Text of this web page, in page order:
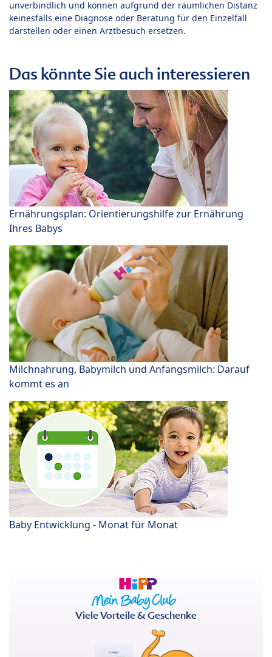
unverbindlich und können aufgrund der räumlichen Distanz
keinesfalls eine Diagnose oder Beratung für den Einzelfall
darstellen oder einen Arztbesuch ersetzen.
Das könnte Sie auch interessieren
Ernährungsplan: Orientierungshilfe zur Ernährung
Ihres Babys
Milchnahrung, Babymilch und Anfangsmilch: Darauf
kommt es an
Baby Entwicklung - Monat für Monat
Viele Vorteile & Geschenke